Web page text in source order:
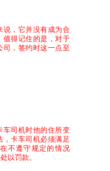
说，它并没有成为合
值得记住的是，对于
司，签约时这一点至
车司机时他的住所变
卡车司机必须满足
不遵守规定的情况
以罚款。